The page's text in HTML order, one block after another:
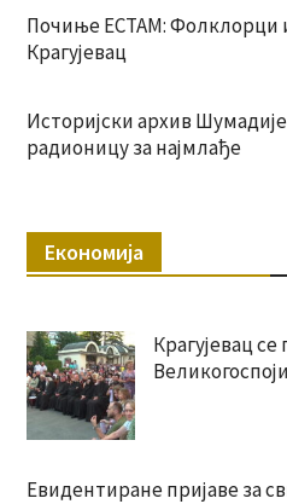
Почиње ЕСТАМ: Фолклорци
Крагујевац
Историјски архив
радионицу за најмлађе
Економија
Крагујевац
Евидентиране пријаве за